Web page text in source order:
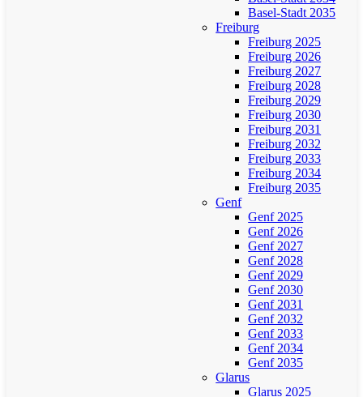
Basel-Stadt 2035
Freiburg
Freiburg 2025
Freiburg 2026
Freiburg 2027
Freiburg 2028
Freiburg 2029
Freiburg 2030
Freiburg 2031
Freiburg 2032
Freiburg 2033
Freiburg 2034
Freiburg 2035
Genf
Genf 2025
Genf 2026
Genf 2027
Genf 2028
Genf 2029
Genf 2030
Genf 2031
Genf 2032
Genf 2033
Genf 2034
Genf 2035
Glarus
Glarus 2025